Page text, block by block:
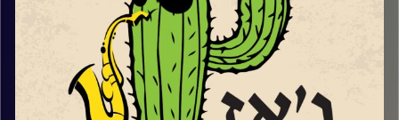
https://www.goshow.co.il/show/21434/55586
יתקיים במועדון הג'ז "אממה" בתל אביב ב – 29.7.
שוחחנו עם אייל על הלימודים בברקלי והחיים בניו יורק וגם על
שירה נגינה ומה שביניהן.